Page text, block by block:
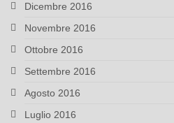
Dicembre 2016
Novembre 2016
Ottobre 2016
Settembre 2016
Agosto 2016
Luglio 2016